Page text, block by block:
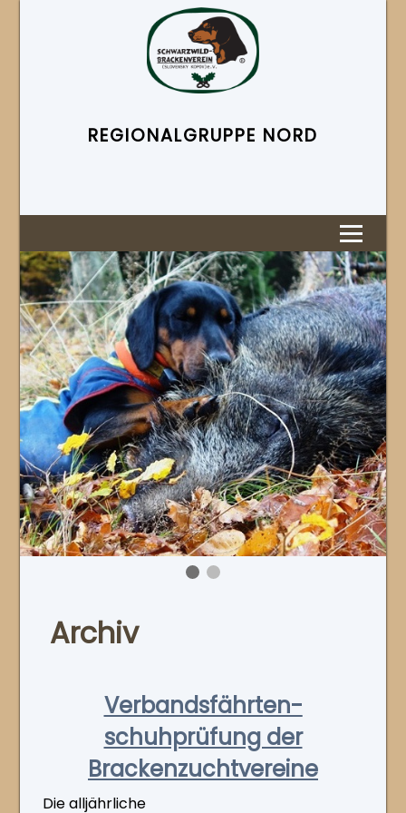
REGIONAL­GRUPPE NORD
Archiv
Verbandsfährten­
schuhprüfung der
Brackenzuchtvereine
Die alljährliche